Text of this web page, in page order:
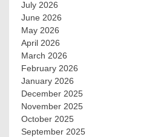
July 2026
June 2026
May 2026
April 2026
March 2026
February 2026
January 2026
December 2025
November 2025
October 2025
September 2025